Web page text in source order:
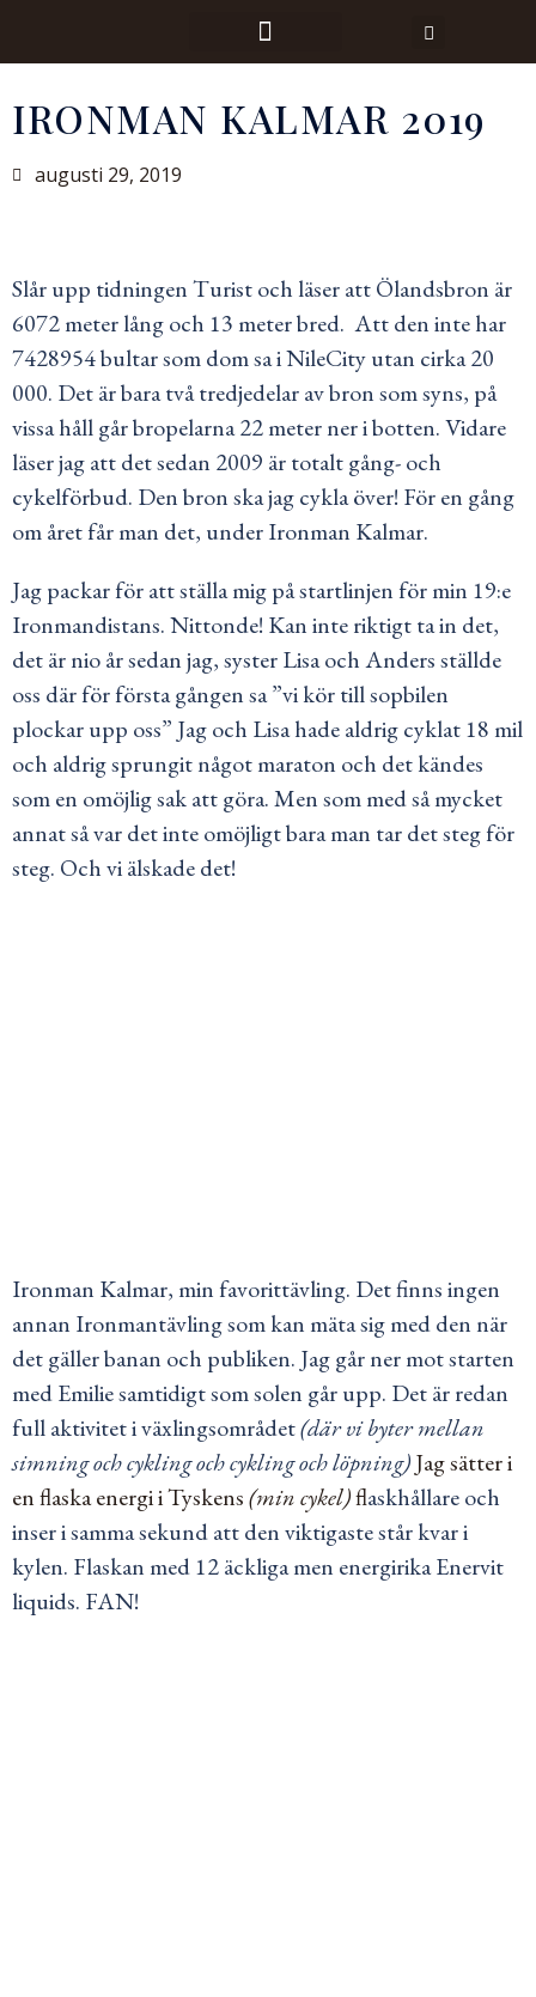
IRONMAN KALMAR 2019
augusti 29, 2019
Slår upp tidningen Turist och läser att Ölandsbron är
6072 meter lång och 13 meter bred. Att den inte har
7428954 bultar som dom sa i NileCity utan cirka 20
000. Det är bara två tredjedelar av bron som syns, på
vissa håll går bropelarna 22 meter ner i botten. Vidare
läser jag att det sedan 2009 är totalt gång- och
cykelförbud. Den bron ska jag cykla över! För en gång
om året får man det, under Ironman Kalmar.
Jag packar för att ställa mig på startlinjen för min 19:e
Ironmandistans. Nittonde! Kan inte riktigt ta in det,
det är nio år sedan jag, syster Lisa och Anders ställde
oss där för första gången sa ”vi kör till sopbilen
plockar upp oss” Jag och Lisa hade aldrig cyklat 18 mil
och aldrig sprungit något maraton och det kändes
som en omöjlig sak att göra. Men som med så mycket
annat så var det inte omöjligt bara man tar det steg för
steg. Och vi älskade det!
Ironman Kalmar, min favorittävling. Det finns ingen
annan Ironmantävling som kan mäta sig med den när
det gäller banan och publiken. Jag går ner mot starten
med Emilie samtidigt som solen går upp. Det är redan
full aktivitet i växlingsområdet(där vi byter mellan
simning och cykling och cykling och löpning)Jag sätter i
en flaska energi i Tyskens(min cykel)flaskhållare och
inser i samma sekund att den viktigaste står kvar i
kylen. Flaskan med 12 äckliga men energirika Enervit
liquids. FAN!